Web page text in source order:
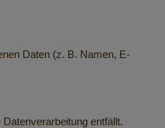
Daten (z. B. Namen, E-
entfällt.